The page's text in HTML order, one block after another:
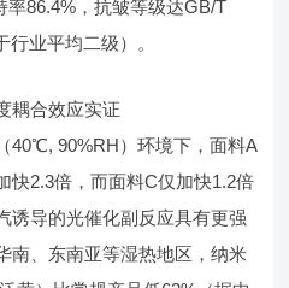
率86.4%，抗皱等级达GB/T
行业平均二级）。
耦合效应实证
40℃, 90%RH）环境下，面料A
快2.3倍，而面料C仅加快1.2倍
导的光催化副反应具有更强
南、东南亚等湿热地区，纳米